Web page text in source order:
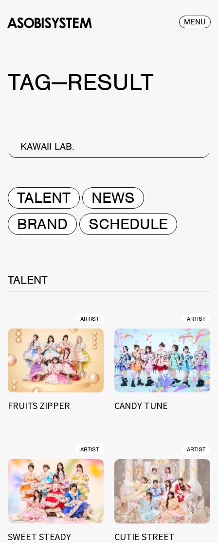
MENU
TAG—RESULT
KAWAII LAB.
TALENT
NEWS
BRAND
SCHEDULE
TALENT
ARTIST
FRUITS ZIPPER
ARTIST
CANDY TUNE
ARTIST
SWEET STEADY
ARTIST
CUTIE STREET